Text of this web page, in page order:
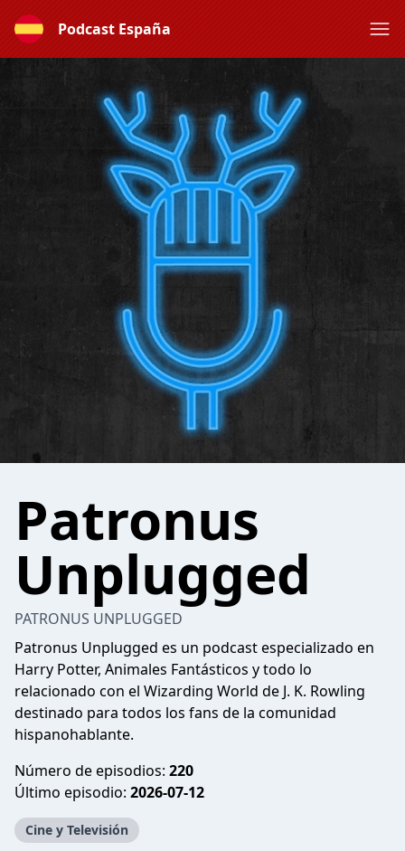
Podcast España
Patronus
Unplugged
PATRONUS UNPLUGGED
Patronus Unplugged es un podcast especializado en
Harry Potter, Animales Fantásticos y todo lo
relacionado con el Wizarding World de J. K. Rowling
destinado para todos los fans de la comunidad
hispanohablante.
Número de episodios: 220
Último episodio: 2026-07-12
Cine y Televisión